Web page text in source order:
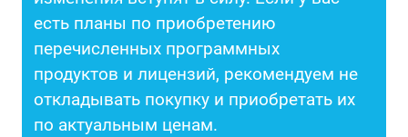
есть планы по приобретению
перечисленных программных
продуктов и лицензий, рекомендуем не
откладывать покупку и приобретать их
по актуальным ценам.